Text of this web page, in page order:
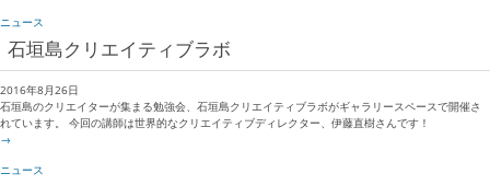
ニュース
石垣島クリエイティブラボ
2016年8月26日
石垣島のクリエイターが集まる勉強会、石垣島クリエイティブラボがギャラリースペースで開催さ
れています。 今回の講師は世界的なクリエイティブディレクター、伊藤直樹さんです！
→
ニュース